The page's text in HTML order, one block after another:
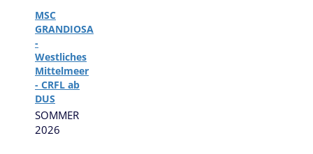
MSC
GRANDIOSA
-
Westliches
Mittelmeer
- CRFL ab
DUS
SOMMER
2026